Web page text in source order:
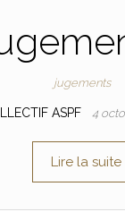
jugements
ASPF 4
Lire la suite